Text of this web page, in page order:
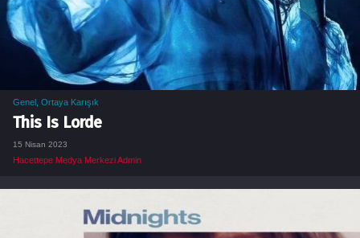
Genel Ortaya Karışık
This Is Lorde
15 Nisan 2023
Hacettepe Medya Merkezi Admin